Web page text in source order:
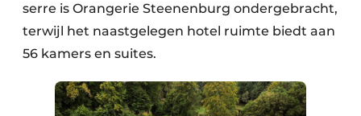
serre is Orangerie Steenenburg ondergebracht,
terwijl het naastgelegen hotel ruimte biedt aan
56 kamers en suites.